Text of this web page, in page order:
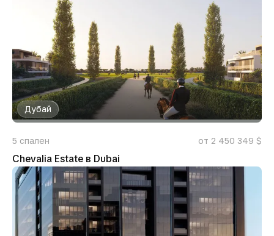
Дубай
5 спален от 2 450 349 $
Chevalia Estate в Dubai